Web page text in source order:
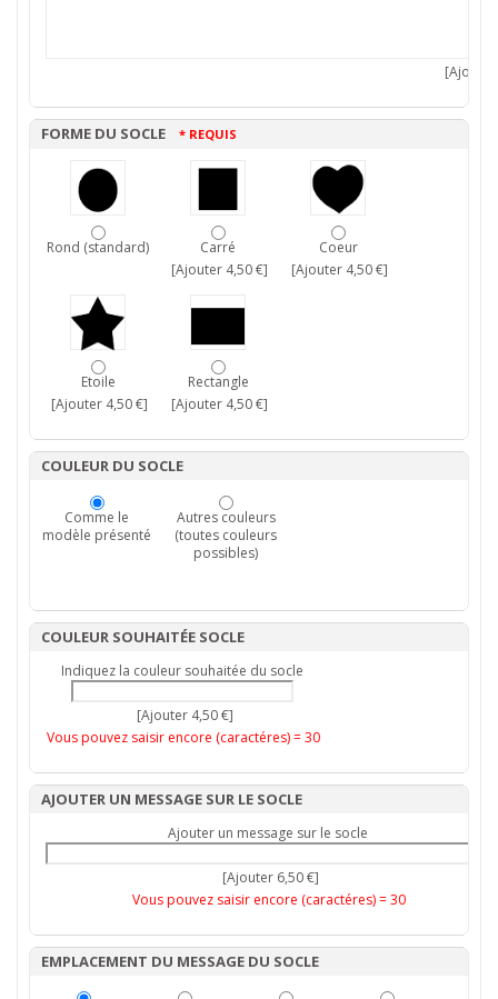
FORME DU SOCLE * REQUIS
Rond (standard)
Carré
[Ajouter 4,50 €]
Coeur
[Ajouter 4,50 €]
Etoile
[Ajouter 4,50 €]
Rectangle
[Ajouter 4,50 €]
COULEUR DU SOCLE
Comme le
modèle présenté
Autres couleurs
(toutes couleurs
possibles)
COULEUR SOUHAITÉE SOCLE
Indiquez la couleur souhaitée du socle
[Ajouter 4,50 €]
Vous pouvez saisir encore (caractéres) =30
AJOUTER UN MESSAGE SUR LE SOCLE
Ajouter un message sur le socle
[Ajouter 6,50 €]
Vous pouvez saisir encore (caractéres) =30
EMPLACEMENT DU MESSAGE DU SOCLE